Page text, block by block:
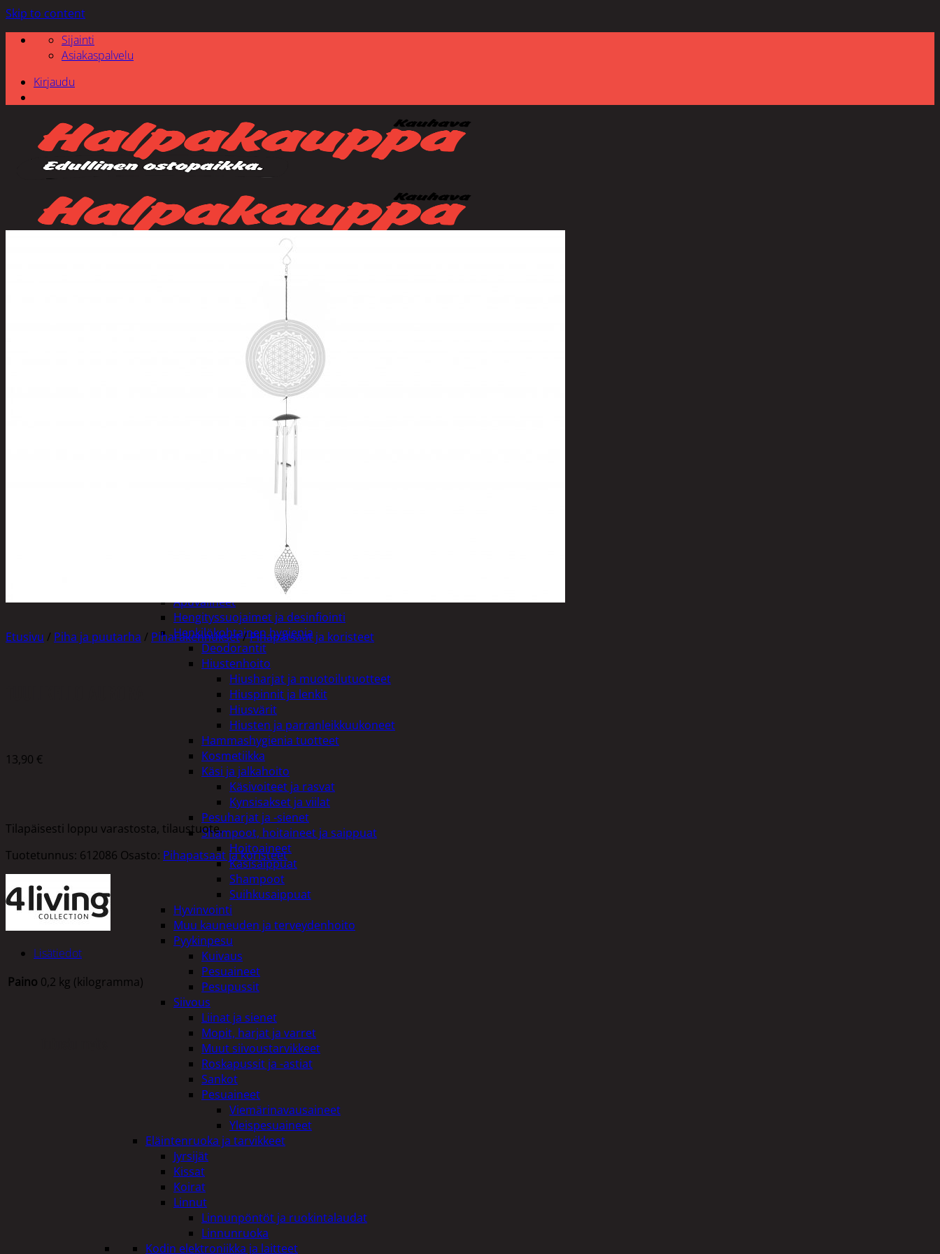
Skip to content
Sijainti
Asiakaspalvelu
Kirjaudu
Joulu- ja kausivalot
Eläimet ja tontut
Valoketjut ja kuusenvalot
Kranssit ja asetelmat
Tontut ja muut
Apuvälineet
Hengityssuojaimet ja desinfiointi
Henkilökohtainen hygienia
Deodorantit
Hiustenhoito
Hiusharjat ja muotoilutuotteet
Hiuspinnit ja lenkit
Hiusvärit
Hiusten ja parranleikkuukoneet
Hammashygienia tuotteet
Kosmetiikka
Käsi ja jalkahoito
Käsivoiteet ja rasvat
Kynsisakset ja viilat
Pesuharjat ja -sienet
Shampoot, hoitaineet ja saippuat
Hoitoaineet
Käsisaippuat
Shampoot
Suihkusaippuat
Hyvinvointi
Muu kauneuden ja terveydenhoito
Pyykinpesu
Kuivaus
Pesuaineet
Pesupussit
Siivous
Liinat ja sienet
Mopit, harjat ja varret
Muut siivoustarvikkeet
Roskapussit ja -astiat
Sankot
Pesuaineet
Viemärinavausaineet
Yleispesuaineet
Eläintenruoka ja tarvikkeet
Jyrsijät
Kissat
Koirat
Linnut
Linnunpöntöt ja ruokintalaudat
Linnunruoka
Kodin elektroniikka ja laitteet
Etusivu / Piha ja puutarha / Piharakennukset/Pihapatsaat ja koristeet
13,90 €
Tilapäisesti loppu varastosta, tilaustuote.
Tuotetunnus: 612086 Osasto: Pihapatsaat ja koristeet
Lisätiedot
Paino 0,2 kg (kilogramma)